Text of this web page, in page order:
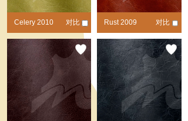
Celery 2010 对比 Rust 2009 对比